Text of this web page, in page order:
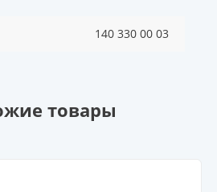
140 330 00 03
товары